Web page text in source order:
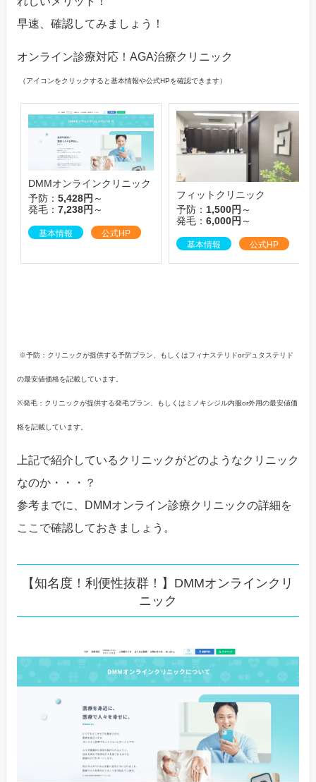
早速、確認してみましょう！
オンライン診療対応！AGA治療クリニック
（アイコンをクリックすると基本情報や公式HPを確認できます）
DMMオンラインクリニック
予防： 5,428円 ～
発毛： 7,238円 ～
基本情報 公式HP
フィットクリニック
予防： 1,500円 ～
発毛： 6,000円 ～
基本情報 公式HP
※予防：クリニックが提供する予防プラン、もしくはフィナステリドorデュタステリド
の最安値価格を記載しています。
※発毛：クリニックが提供する発毛プラン、もしくはミノキシジル内服or外用の最安値価
格を記載しています。
上記で紹介しているクリニックがどのようなクリニック
なのか・・・？
参考までに、DMMオンライン診療クリニックの詳細を
ここで確認しておきましょう。
【知名度！利便性抜群！】DMMオンラインクリ
ニック